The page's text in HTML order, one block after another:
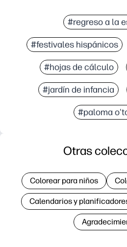
#regreso a la
#festivales hispánicos
#hojas de cálculo
#jardín de infancia
#paloma
Otras
Colorear para niños
Calendarios y